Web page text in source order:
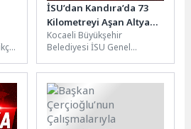
İSU’dan Kandıra’da 73
Kilometreyi Aşan Altyapı
Yatırımı
Kocaeli Büyükşehir
Belediyesi İSU Genel
mahallelerinde yürüttüğü
kapsamlı altyapı
yatırımlarıyla ilçenin içme...